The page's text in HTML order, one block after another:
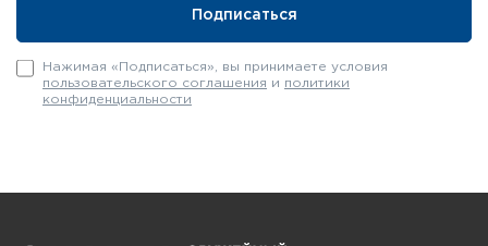
Нажимая «Подписаться», вы принимаете условия
пользовательского соглашения и политики
конфиденциальности